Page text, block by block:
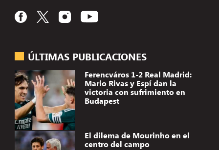
ÚLTIMAS PUBLICACIONES
Ferencváros 1-2 Real Madrid:
Mario Rivas y Espí dan la
victoria con sufrimiento en
Budapest
El dilema de Mourinho en el
centro del campo